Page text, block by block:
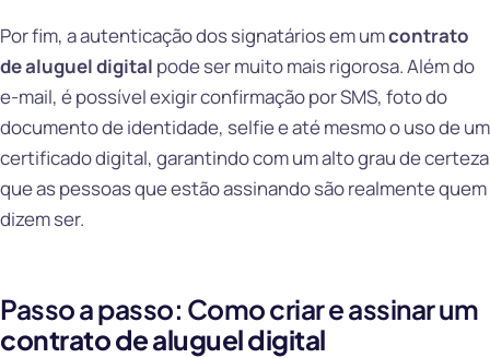
Por fim, a autenticação dos signatários em umcontrato
de aluguel digital pode ser muito mais rigorosa. Além do
e-mail, é possível exigir confirmação por SMS, foto do
documento de identidade, selfie e até mesmo o uso de um
certificado digital, garantindo com um alto grau de certeza
que as pessoas que estão assinando são realmente quem
dizem ser.
Passo a passo: Como criar e assinar um
contrato de aluguel digital